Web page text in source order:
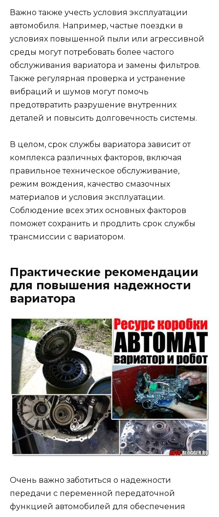
Важно также учесть условия эксплуатации
автомобиля. Например, частые поездки в
условиях повышенной пыли или агрессивной
среды могут потребовать более частого
обслуживания вариатора и замены фильтров.
Также регулярная проверка и устранение
вибраций и шумов могут помочь
предотвратить разрушение внутренних
деталей и повысить долговечность системы.
В целом, срок службы вариатора зависит от
комплекса различных факторов, включая
правильное техническое обслуживание,
режим вождения, качество смазочных
материалов и условия эксплуатации.
Соблюдение всех этих основных факторов
поможет сохранить и продлить срок службы
трансмиссии с вариатором.
Практические рекомендации
для повышения надежности
вариатора
Очень важно заботиться о надежности
передачи с переменной передаточной
функцией автомобилей для обеспечения